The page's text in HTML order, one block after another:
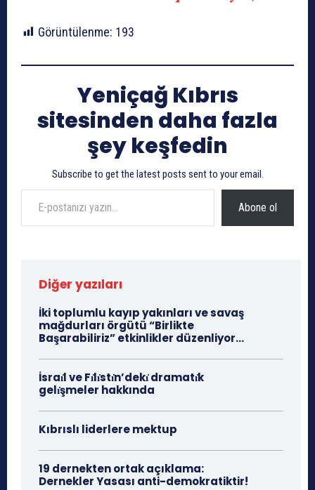
Görüntülenme: 193
Yeniçağ Kıbrıs
sitesinden daha fazla
şey keşfedin
Subscribe to get the latest posts sent to your email.
E-postanızı yazın…
Abone ol
Diğer yazıları
İki toplumlu kayıp yakınları ve savaş
mağdurları örgütü “Birlikte
Başarabiliriz” etkinlikler düzenliyor…
İsraı̇l ve Fı̇lı̇stı̇n’dekı̇ dramatı̇k
gelı̇şmeler hakkında
Kıbrıslı liderlere mektup
19 dernekten ortak açıklama:
Dernekler Yasası anti-demokratiktir!